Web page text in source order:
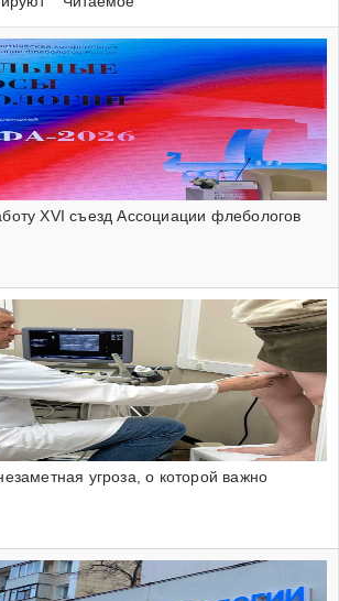
XVI съезд Ассоциации флебологов
угроза, о которой важно